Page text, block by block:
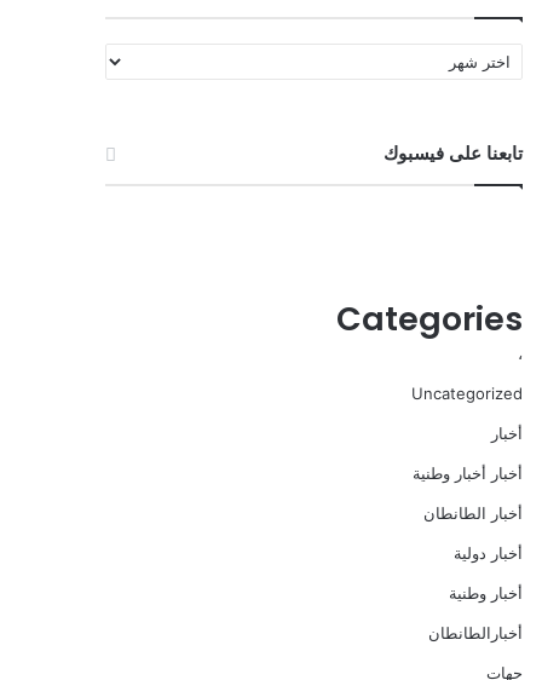
الأرشيف
تابعنا على فيسبوك
Categories
،
Uncategorized
أخبار
أخبار أخبار وطنية
أخبار الطانطان
أخبار دولية
أخبار وطنية
أخبارالطانطان
حهات